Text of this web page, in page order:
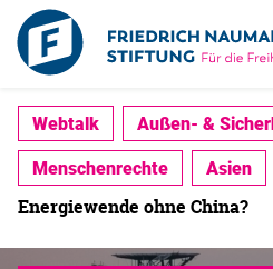
Webtalk
Außen- &
Menschenrechte
Asien
Energiewende ohne China?